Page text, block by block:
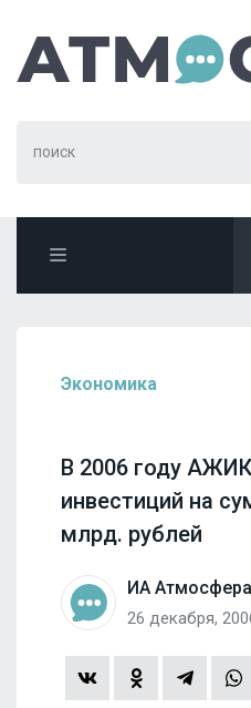
Экономика
В 2006 году
инвестиций на
млрд. рублей
ИА Атмосфера
26 декабря,